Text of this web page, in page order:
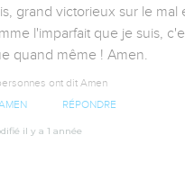
grand victorieux sur le mal
l'imparfait que je suis,
quand même ! Amen.
ont dit Amen
RÉPONDRE
il y a 1 année